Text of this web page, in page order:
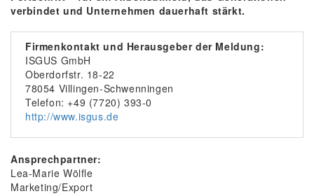
verbindet und Unternehmen dauerhaft stärkt.
Firmenkontakt und Herausgeber der Meldung:
ISGUS GmbH
Oberdorfstr. 18-22
78054 Villingen-Schwenningen
Telefon: +49 (7720) 393-0
http://www.isgus.de
Ansprechpartner:
Lea-Marie Wölfle
Marketing/Export